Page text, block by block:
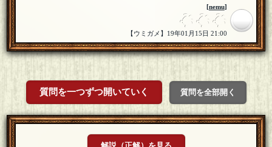
[nemu]
【ウミガメ】19年01月15日 21:00
質問を一つずつ開いていく 質問を全部開く